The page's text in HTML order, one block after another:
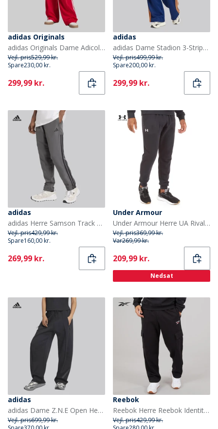
adidas Originals
adidas Originals Dame Adicolor Classic Firebird Løstsiddende træningsbukser Better Scarlet/Hvid
Vejl. pris529,99 kr.
Spare230,00 kr.
Current
299,99 kr.
adidas
adidas Dame Stadion 3-Stripes Træningsbukser Dark Blue/Pure Orange/Off White
Vejl. pris499,99 kr.
Spare200,00 kr.
Current
299,99 kr.
adidas
adidas Herre Samson Track Pants Grey Six/Sort
Vejl. pris429,99 kr.
Spare160,00 kr.
Current
269,99 kr.
Under Armour
Under Armour Herre UA Rival Fleece Joggingbukser Sort/Hvid
Vejl. pris369,99 kr.
Var269,99 kr.
Current
209,99 kr.
Nedsat
adidas
adidas Dame Z.N.E Open Hem Træningsbukser Sort
Vejl. pris699,99 kr.
Reebok
Reebok Herre Reebok Identity Lille Logo Cargo Bukser Sort/Hvid/Vector Red
Vejl. pris429,99 kr.